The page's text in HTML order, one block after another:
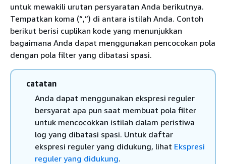
untuk mewakili urutan persyaratan Anda berikutnya.
Tempatkan koma (“,”) di antara istilah Anda. Contoh
berikut berisi cuplikan kode yang menunjukkan
bagaimana Anda dapat menggunakan pencocokan pola
dengan pola filter yang dibatasi spasi.
catatan
Anda dapat menggunakan ekspresi reguler
bersyarat apa pun saat membuat pola filter
untuk mencocokkan istilah dalam peristiwa
log yang dibatasi spasi. Untuk daftar
ekspresi reguler yang didukung, lihat Ekspresi
reguler yang didukung.